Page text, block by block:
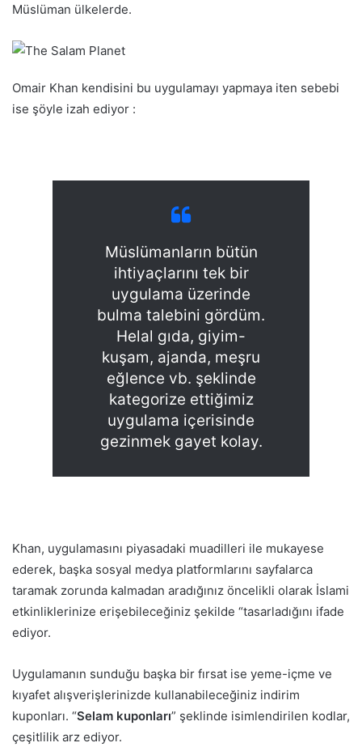
Müslüman ülkelerde.
Omair Khan kendisini bu uygulamayı yapmaya iten sebebi
ise şöyle izah ediyor :
Müslümanların bütün
ihtiyaçlarını tek bir
uygulama üzerinde
bulma talebini gördüm.
Helal gıda, giyim-
kuşam, ajanda, meşru
eğlence vb. şeklinde
kategorize ettiğimiz
uygulama içerisinde
gezinmek gayet kolay.
Khan, uygulamasını piyasadaki muadilleri ile mukayese
ederek, başka sosyal medya platformlarını sayfalarca
taramak zorunda kalmadan aradığınız öncelikli olarak İslami
etkinliklerinize erişebileceğiniz şekilde “tasarladığını ifade
ediyor.
Uygulamanın sunduğu başka bir fırsat ise yeme-içme ve
kıyafet alışverişlerinizde kullanabileceğiniz indirim
kuponları. “Selam kuponları” şeklinde isimlendirilen kodlar,
çeşitlilik arz ediyor.